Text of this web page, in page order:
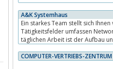
A&K Systemhaus
Ein starkes Team stellt sich Ihnen vor.Ein Unternehmen, welches auf
Tätigkeitsfelder umfassen Networking & Consulting, Software Hardware,
täglichen Arbeit ist der Aufbau
COMPUTER-VERTRIEBS-